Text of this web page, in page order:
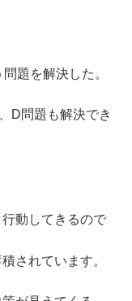
題を解決した。
D問題も解決でき
動してきるので
されています。